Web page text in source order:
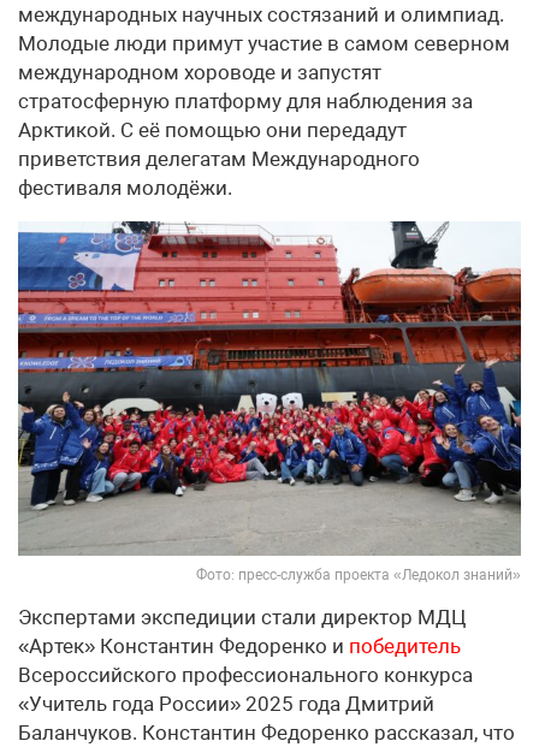
международных научных состязаний и олимпиад.
Молодые люди примут участие в самом северном
международном хороводе и запустят
стратосферную платформу для наблюдения за
Арктикой. С её помощью они передадут
приветствия делегатам Международного
фестиваля молодёжи.
Фото: пресс-служба проекта «Ледокол знаний»
Экспертами экспедиции стали директор МДЦ
«Артек» Константин Федоренко и победитель
Всероссийского профессионального конкурса
«Учитель года России» 2025 года Дмитрий
Баланчуков. Константин Федоренко рассказал, что